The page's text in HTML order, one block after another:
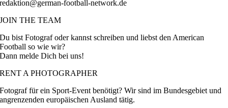
redaktion@german-football-network.de
JOIN THE TEAM
Du bist Fotograf oder kannst schreiben und liebst den American
Football so wie wir?
Dann melde Dich bei uns!
RENT A PHOTOGRAPHER
Fotograf für ein Sport-Event benötigt? Wir sind im Bundesgebiet und
angrenzenden europäischen Ausland tätig.